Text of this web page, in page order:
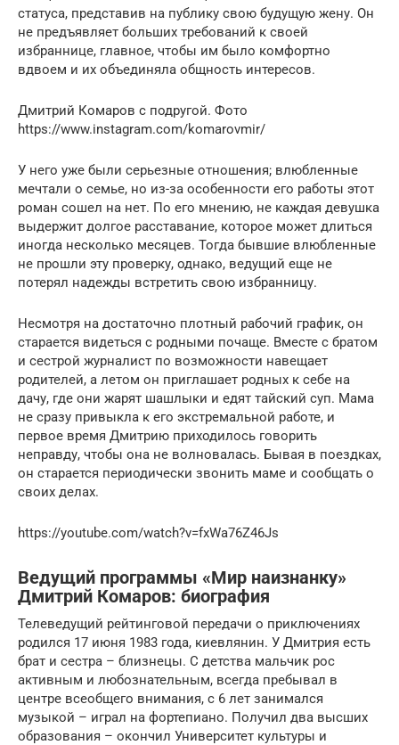
статуса, представив на публику свою будущую жену. Он
не предъявляет больших требований к своей
избраннице, главное, чтобы им было комфортно
вдвоем и их объединяла общность интересов.
Дмитрий Комаров с подругой. Фото
https://www.instagram.com/komarovmir/
У него уже были серьезные отношения; влюбленные
мечтали о семье, но из-за особенности его работы этот
роман сошел на нет. По его мнению, не каждая девушка
выдержит долгое расставание, которое может длиться
иногда несколько месяцев. Тогда бывшие влюбленные
не прошли эту проверку, однако, ведущий еще не
потерял надежды встретить свою избранницу.
Несмотря на достаточно плотный рабочий график, он
старается видеться с родными почаще. Вместе с братом
и сестрой журналист по возможности навещает
родителей, а летом он приглашает родных к себе на
дачу, где они жарят шашлыки и едят тайский суп. Мама
не сразу привыкла к его экстремальной работе, и
первое время Дмитрию приходилось говорить
неправду, чтобы она не волновалась. Бывая в поездках,
он старается периодически звонить маме и сообщать о
своих делах.
https://youtube.com/watch?v=fxWa76Z46Js
Ведущий программы «Мир наизнанку»
Дмитрий Комаров: биография
Телеведущий рейтинговой передачи о приключениях
родился 17 июня 1983 года, киевлянин. У Дмитрия есть
брат и сестра – близнецы. С детства мальчик рос
активным и любознательным, всегда пребывал в
центре всеобщего внимания, с 6 лет занимался
музыкой – играл на фортепиано. Получил два высших
образования – окончил Университет культуры и